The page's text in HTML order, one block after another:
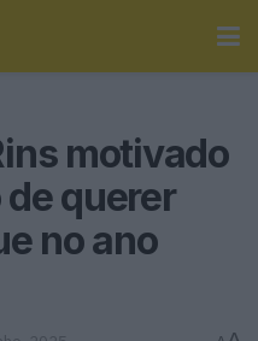
motivado
querer
no ano